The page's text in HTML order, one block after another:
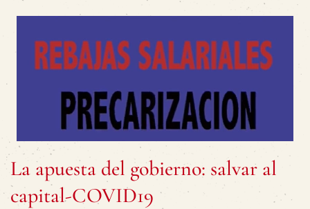
La apuesta del gobierno: salvar al
capital-COVID19